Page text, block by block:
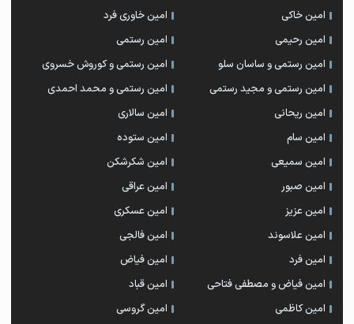
امین خاکی
امین خاوری فرد
امین رحیمی
امین رستمی
امین رستمی و ساسان سلو
امین رستمی و کوروش خسروی
امین رستمی و مجید رستمی
امین رستمی و محمد احمدی
امین ریحانی
امین سالاری
امین سام
امین ستوده
امین سمیعی
امین شکرشکن
امین صبور
امین عراقی
امین عزیز
امین عسکری
امین علاسوند
امین فالجی
امین فرد
امین فیاض
امین فیاض و مصطفی فتاحی
امین قباد
امین کاظمی
امین گروسی